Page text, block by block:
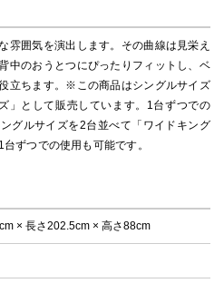
雰囲気を演出します。その曲線は見栄え
中のおうとつにぴったりフィットし、ベ
立ちます。※この商品はシングルサイズ
」として販売しています。1台ずつでの
グルサイズを2台並べて「ワイドキング
ずつでの使用も可能です。
× 長さ202.5cm × 高さ88cm